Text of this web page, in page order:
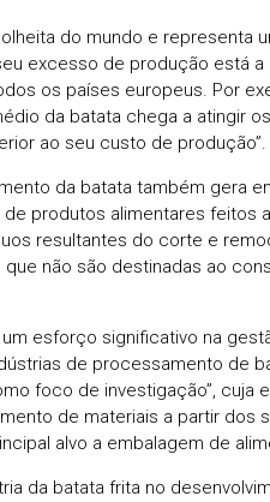
do mundo e representa
excesso de produção está
os países europeus. Por
da batata chega a atingir
ao seu custo de produção”.
da batata também gera
produtos alimentares feitos
resultantes do corte e
não são destinadas ao
esforço significativo na
de processamento de
foco de investigação”, cuja
de materiais a partir dos
alvo a embalagem de
da batata frita no